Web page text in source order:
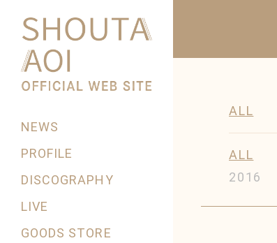
NEWS
PROFILE
DISCOGRAPHY
LIVE
GOODS STORE
ALL
ALL
2016